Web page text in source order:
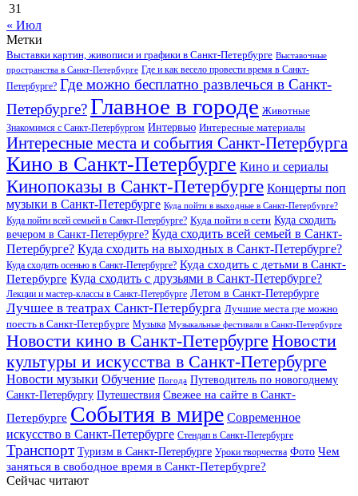
31
« Июл
Метки
Выставки картин, живописи и графики в Санкт-Петербурге Выставочные
пространства в Санкт-Петербурге Где и как весело провести время в Санкт-
Петербурге? Где можно бесплатно развлечься в Санкт-
Петербурге?Главное в городе Животные
Знакомимся с Санкт-Петербургом Интервью Интересные материалы
Интересные места и события Санкт-Петербурга
Кино в Санкт-Петербурге Кино и сериалы
Кинопоказы в Санкт-Петербурге Концерты поп
музыки в Санкт-Петербурге Куда пойти в выходные в Санкт-Петербурге?
Куда пойти всей семьей в Санкт-Петербурге? Куда пойти в сети Куда сходить
вечером в Санкт-Петербурге? Куда сходить всей семьей в Санкт-
Петербурге? Куда сходить на выходных в Санкт-Петербурге?
Куда сходить осенью в Санкт-Петербурге? Куда сходить с детьми в Санкт-
Петербурге Куда сходить с друзьями в Санкт-Петербурге?
Лекции и мастер-классы в Санкт-Петербурге Летом в Санкт-Петербурге
Лучшее в театрах Санкт-Петербурга Лучшие места где можно
поесть в Санкт-Петербурге Музыка Музыкальные фестивали в Санкт-Петербурге
Новости кино в Санкт-Петербурге Новости
культуры и искусства в Санкт-Петербурге
Новости музыки Обучение Погода Путеводитель по новогоднему
Санкт-Петербургу Путешествия Свежее на сайте в Санкт-
Петербурге События в мире Современное
искусство в Санкт-Петербурге Стендап в Санкт-Петербурге
Транспорт Туризм в Санкт-Петербурге Уроки творчества Фото Чем
заняться в свободное время в Санкт-Петербурге?
Сейчас читают